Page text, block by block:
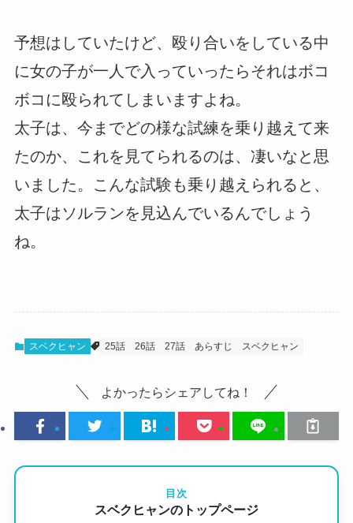
予想はしていたけど、殴り合いをしている中
に女の子が一人で入っていったらそれはボコ
ボコに殴られてしまいますよね。
太子は、今までどの様な試練を乗り越えて来
たのか、これを見てられるのは、凄いなと思
いました。こんな試験も乗り越えられると、
太子はソルランを見込んでいるんでしょう
ね。
スベクヒャン 25話 26話 27話 あらすじ スベクヒャン
よかったらシェアしてね！
目次
スベクヒャンのトップページ